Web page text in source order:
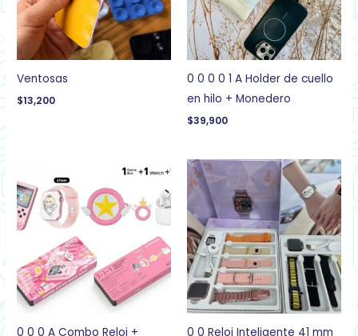
Ventosas
$13,200
0 0 0 0 1 A Holder de cuello
en hilo + Monedero
$39,900
0 0 0 A Combo Reloj +
0 0 Reloj Inteligente 41 mm